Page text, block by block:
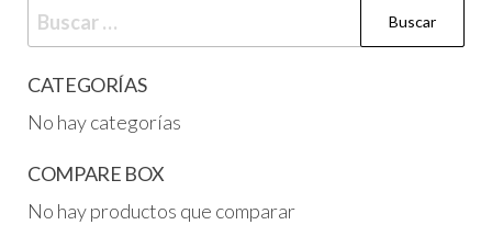
CATEGORÍAS
No hay categorías
COMPARE BOX
No hay productos que comparar